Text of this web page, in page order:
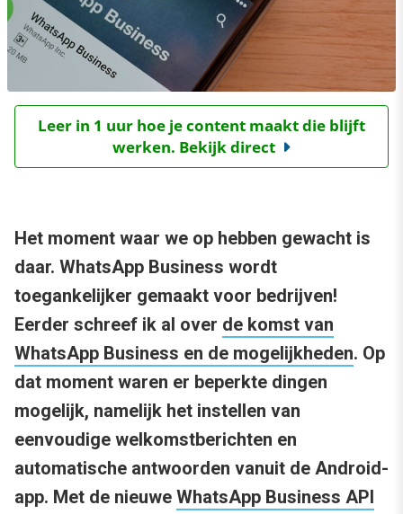
Leer in 1 uur hoe je content maakt die blijft
werken. Bekijk direct
Het moment waar we op hebben gewacht is
daar. WhatsApp Business wordt
toegankelijker gemaakt voor bedrijven!
Eerder schreef ik al over de komst van
WhatsApp Business en de mogelijkheden. Op
dat moment waren er beperkte dingen
mogelijk, namelijk het instellen van
eenvoudige welkomstberichten en
automatische antwoorden vanuit de Android-
app. Met de nieuwe WhatsApp Business API